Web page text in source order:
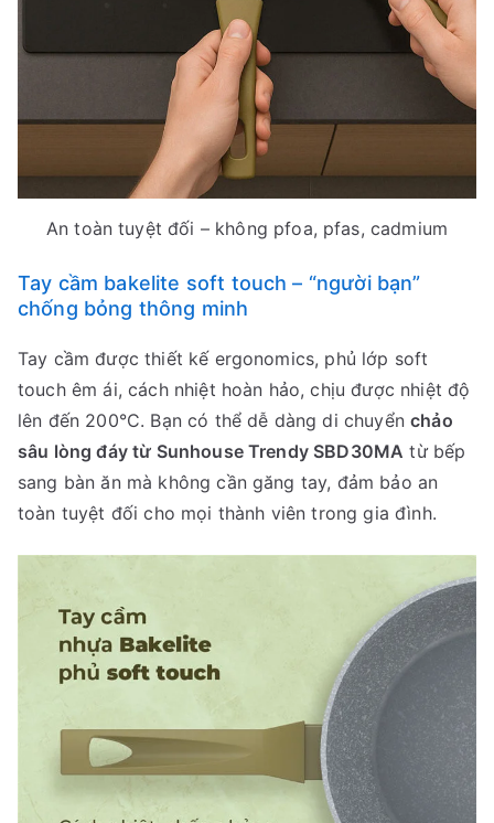
An toàn tuyệt đối – không pfoa, pfas, cadmium
Tay cầm bakelite soft touch – “người bạn”
chống bỏng thông minh
Tay cầm được thiết kế ergonomics, phủ lớp soft
touch êm ái, cách nhiệt hoàn hảo, chịu được nhiệt độ
lên đến 200°C. Bạn có thể dễ dàng di chuyểnchảo
sâu lòng đáy từ Sunhouse Trendy SBD30MA từ bếp
sang bàn ăn mà không cần găng tay, đảm bảo an
toàn tuyệt đối cho mọi thành viên trong gia đình.